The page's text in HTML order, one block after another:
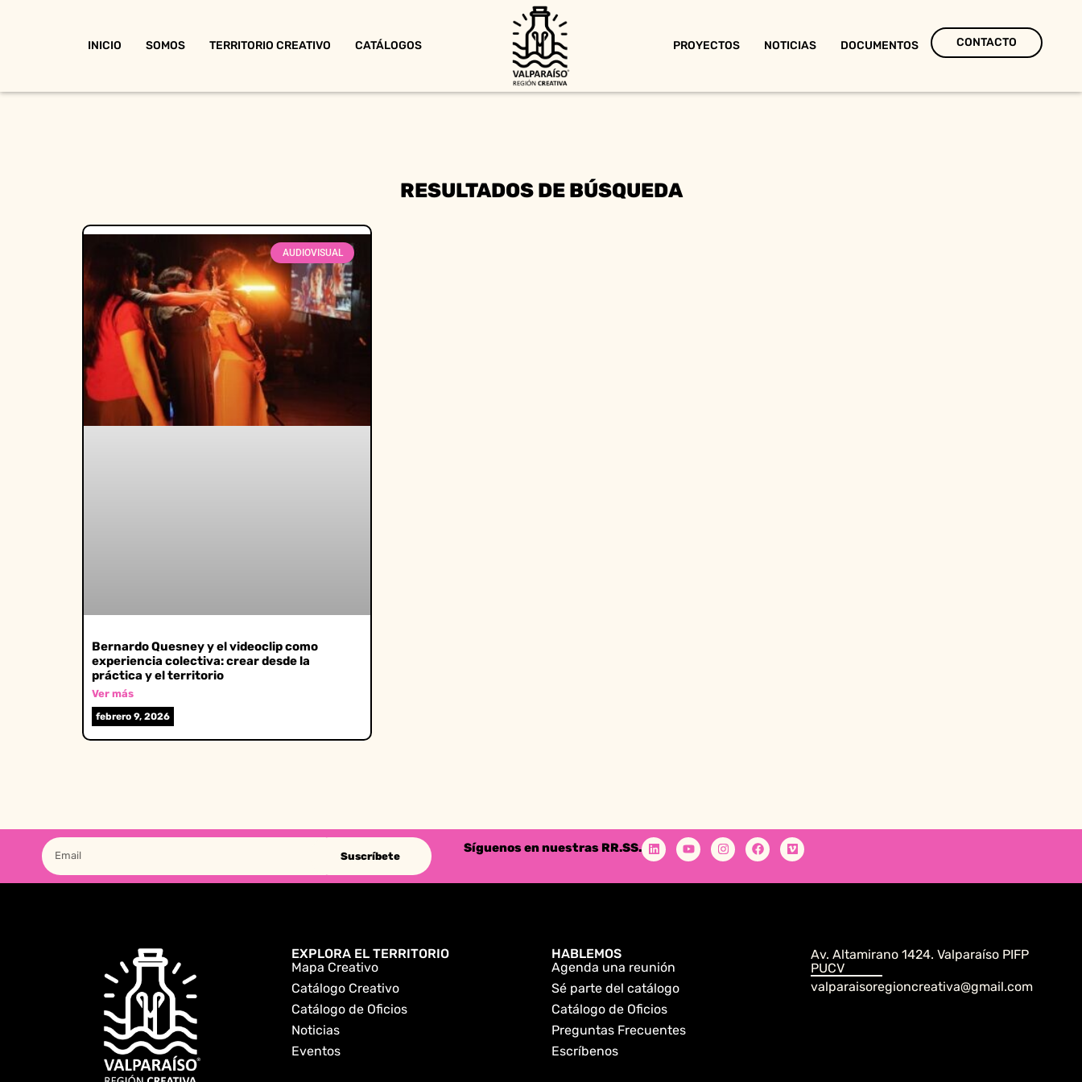
INICIO SOMOS TERRITORIO CREATIVO CATÁLOGOS PROYECTOS NOTICIAS DOCUMENTOS CONTACTO
RESULTADOS DE BÚSQUEDA
AUDIOVISUAL
Bernardo Quesney y el videoclip como
experiencia colectiva: crear desde la
práctica y el territorio
Ver más
febrero 9, 2026
Suscríbete
Síguenos en nuestras RR.SS.
EXPLORA EL TERRITORIO
Mapa Creativo
Catálogo Creativo
Catálogo de Oficios
Noticias
Eventos
HABLEMOS
Agenda una reunión
Sé parte del catálogo
Catálogo de Oficios
Preguntas Frecuentes
Escríbenos
Av. Altamirano 1424. Valparaíso PIFP
PUCV
valparaisoregioncreativa@gmail.com